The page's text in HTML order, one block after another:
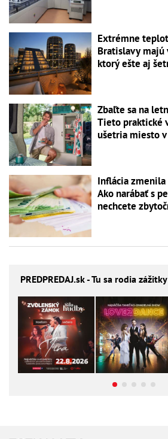
Extrémne
Bratislavy majú
ktorý ešte aj
Zbaľte sa na
Tieto praktické
ušetria miesto
Inflácia zmenila
Ako narábať s
nechcete
PREDPREDAJ.sk - Tu sa rodia zážitky